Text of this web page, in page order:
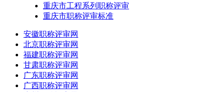
重庆市工程系列职称评审
重庆市职称评审标准
安徽职称评审网
北京职称评审网
福建职称评审网
甘肃职称评审网
广东职称评审网
广西职称评审网